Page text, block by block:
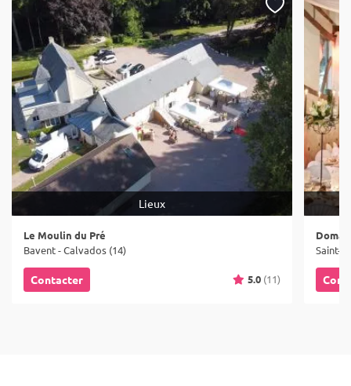
Lieux
Le Moulin du Pré
Bavent - Calvados (14)
Contacter 5.0 (11)
Saint-